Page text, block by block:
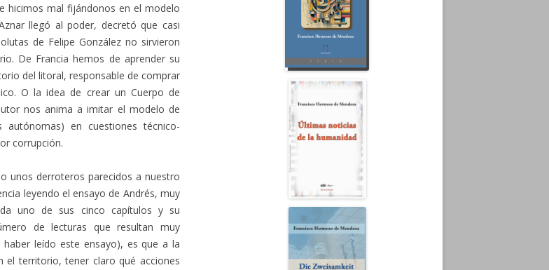
hicimos mal fijándonos en el modelo
llegó al poder, decretó que casi
de Felipe González no sirvieron
De Francia hemos de aprender su
del litoral, responsable de comprar
O la idea de crear un Cuerpo de
nos anima a imitar el modelo de
autónomas) en cuestiones técnico-
corrupción.
unos derroteros parecidos a nuestro
leyendo el ensayo de Andrés, muy
uno de sus cinco capítulos y su
de lecturas que resultan muy
leído este ensayo), es que a la
el territorio, tener claro qué acciones